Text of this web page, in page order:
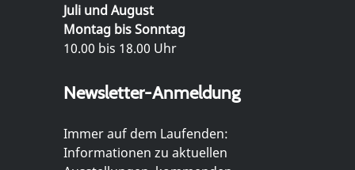
Juli und August
Montag bis Sonntag
10.00 bis 18.00 Uhr
Newsletter-Anmeldung
Immer auf dem Laufenden:
Informationen zu aktuellen